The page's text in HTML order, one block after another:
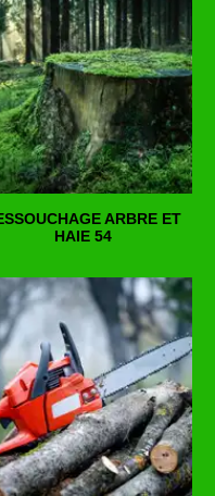
ARBRE ET
HAIE 54